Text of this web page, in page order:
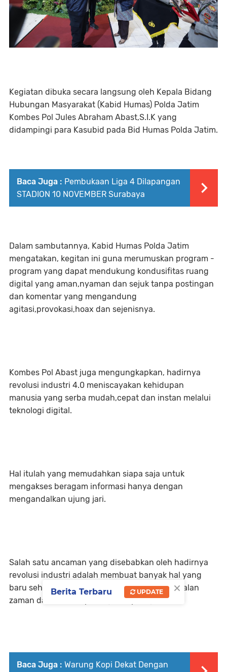
Kegiatan dibuka secara langsung oleh Kepala Bidang
Hubungan Masyarakat (Kabid Humas) Polda Jatim
Kombes Pol Jules Abraham Abast,S.I.K yang
didampingi para Kasubid pada Bid Humas Polda Jatim.
Baca Juga : Pembukaan Liga 4 Dilapangan
STADION 10 NOVEMBER Surabaya
Dalam sambutannya, Kabid Humas Polda Jatim
mengatakan, kegitan ini guna merumuskan program -
program yang dapat mendukung kondusifitas ruang
digital yang aman,nyaman dan sejuk tanpa postingan
dan komentar yang mengandung
agitasi,provokasi,hoax dan sejenisnya.
Kombes Pol Abast juga mengungkapkan, hadirnya
revolusi industri 4.0 meniscayakan kehidupan
manusia yang serba mudah,cepat dan instan melalui
teknologi digital.
Hal itulah yang memudahkan siapa saja untuk
mengakses beragam informasi hanya dengan
mengandalkan ujung jari.
Salah satu ancaman yang disebabkan oleh hadirnya
revolusi industri adalah membuat banyak hal yang
baru sehingga hal yang lama menjadi ketinggalan
zaman dan tidak terpakai ( Disruption).
Baca Juga : Warung Kopi Dekat Dengan
×
Berita Terbaru UPDATE